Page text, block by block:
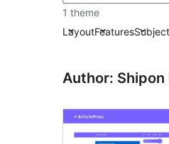
1 theme
LayoutFeatures
Author: Shipon